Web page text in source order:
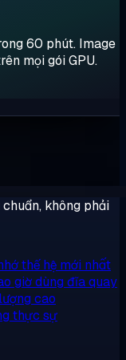
60 phút. Image
mọi gói GPU.
không phải
thế hệ mới nhất
giờ dùng đĩa quay
cao
thực sự